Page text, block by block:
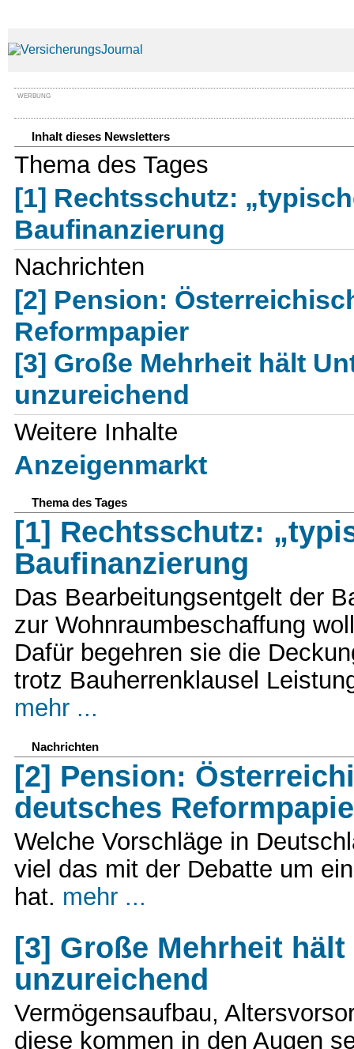
WERBUNG
Inhalt dieses Newsletters
Thema des Tages
[1] Rechtsschutz:
Baufinanzierung
Nachrichten
[2] Pension:
Reformpapier
[3] Große Mehrheit hält
unzureichend
Weitere Inhalte
Anzeigenmarkt
Thema des Tages
[1] Rechtsschutz:
Baufinanzierung
Das Bearbeitungsentgelt der
zur Wohnraumbeschaffung
Dafür begehren sie die
trotz Bauherrenklausel
mehr ...
Nachrichten
[2] Pension:
deutsches
Welche Vorschläge in
viel das mit der Debatte um
hat. mehr ...
[3] Große Mehrheit
unzureichend
Vermögensaufbau,
diese kommen in den Augen